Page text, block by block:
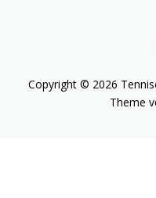
Copyright © 2026
Theme